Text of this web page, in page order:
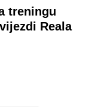
treningu
Reala